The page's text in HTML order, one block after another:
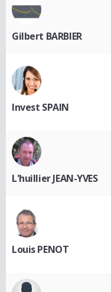
Gilbert BARBIER
Invest SPAIN
L'huillier JEAN-YVES
Louis PENOT